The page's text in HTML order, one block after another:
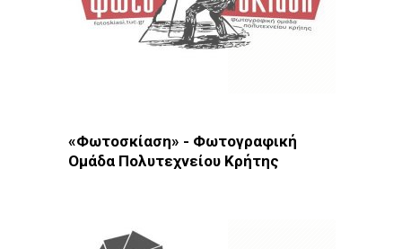
«Φωτοσκίαση» - Φωτογραφική
Ομάδα Πολυτεχνείου Κρήτης